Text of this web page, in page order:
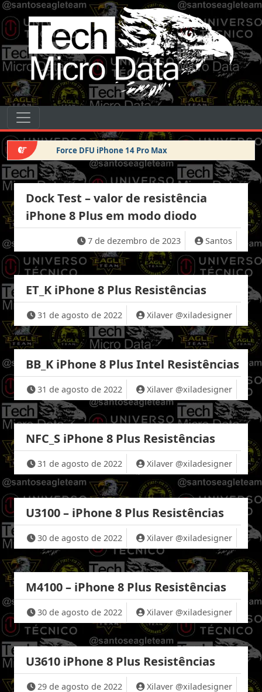
Pular para o conteúdo
Tech Micro Data
Pular para o conteúdo
Navegação principal
Force DFU iPhone 14 Pro Max
Dock Test – valor de resistência
iPhone 8 Plus em modo diodo
7 de dezembro de 2023 Santos
ET_K iPhone 8 Plus Resistências
31 de agosto de 2022 Xilaver @xiladesigner
BB_K iPhone 8 Plus Intel Resistências
31 de agosto de 2022 Xilaver @xiladesigner
NFC_S iPhone 8 Plus Resistências
31 de agosto de 2022 Xilaver @xiladesigner
U3100 – iPhone 8 Plus Resistências
30 de agosto de 2022 Xilaver @xiladesigner
M4100 – iPhone 8 Plus Resistências
30 de agosto de 2022 Xilaver @xiladesigner
U3610 iPhone 8 Plus Resistências
29 de agosto de 2022 Xilaver @xiladesigner